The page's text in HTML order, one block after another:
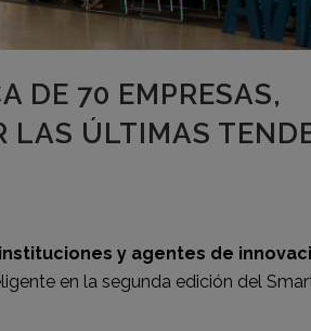
DE 70 EMPRESAS,
LAS ÚLTIMAS
y agentes de
en la segunda edición del